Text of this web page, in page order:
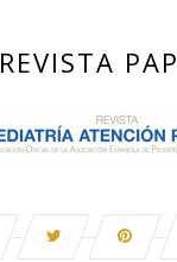
REVISTA PAP